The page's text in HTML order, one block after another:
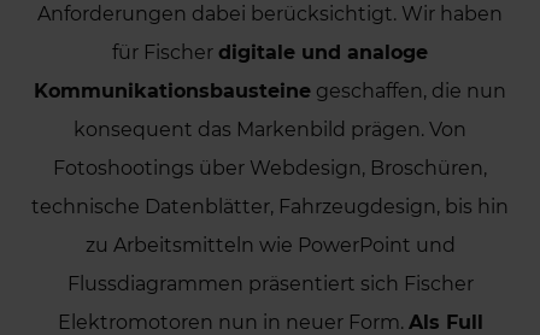
Anforderungen dabei berücksichtigt. Wir haben
für Fischer digitale und analoge
Kommunikationsbausteine geschaffen, die nun
konsequent das Markenbild prägen. Von
Fotoshootings über Webdesign, Broschüren,
technische Datenblätter, Fahrzeugdesign, bis hin
zu Arbeitsmitteln wie PowerPoint und
Flussdiagrammen präsentiert sich Fischer
Elektromotoren nun in neuer Form. Als Full